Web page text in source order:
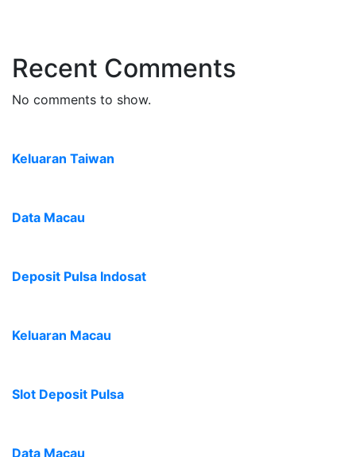
Recent Comments
No comments to show.
Keluaran Taiwan
Data Macau
Deposit Pulsa Indosat
Keluaran Macau
Slot Deposit Pulsa
Data Macau